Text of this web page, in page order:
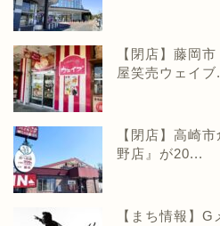
【閉店】藤岡
屋笑売ウェイブ
【閉店】高崎
野店』が20...
【まち情報】